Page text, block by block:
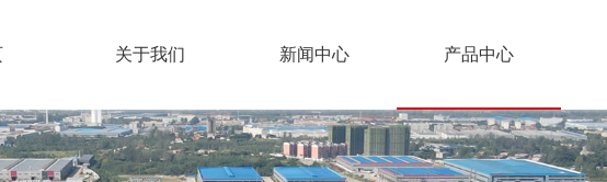
关于我们 新闻中心 产品中心